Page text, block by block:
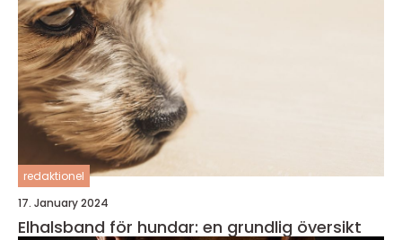
redaktionel
17. January 2024
Elhalsband för hundar: en grundlig översikt